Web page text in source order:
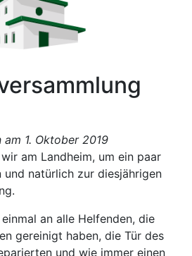
1. Oktober 2019
am Landheim, um ein paar
natürlich zur diesjährigen
an alle Helfenden, die
gereinigt haben, die Tür des
und wie immer einen